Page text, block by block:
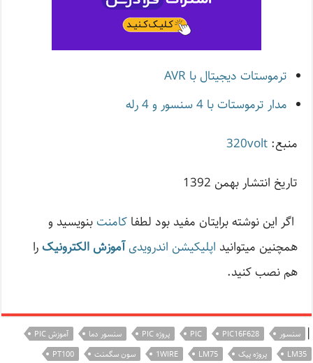
ترموستات دیجیتال با AVR
مدار ترموستات با 4 سنسور و 4 رله
منبع:320volt
تاريخ انتشار بهمن 1392
اگر این نوشته‌ برایتان مفید بود لطفاکامنت بنویسید و
همچنین میتوانید اپلیکیشن اندرویدیآموزش الکترونیک را
هم نصب کنید.
| سنسور PIC16F628
PIC پروژه PIC سنسور دما
آموزش PIC
LM35
پروژه پیک LM75
1WIRE سون سگمنت PT100